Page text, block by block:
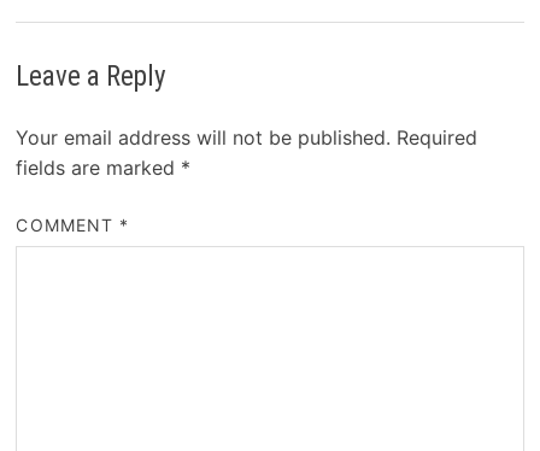
Leave a Reply
Your email address will not be published. Required
fields are marked *
COMMENT *